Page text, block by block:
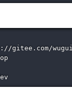
gitee.com/